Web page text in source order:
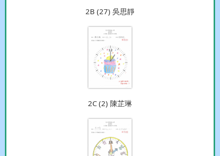
2B (27) 吳思靜
2C (2) 陳芷琳